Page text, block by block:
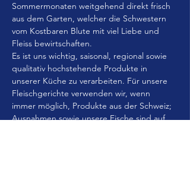
Sommermonaten weitgehend direkt frisch
aus dem Garten, welcher die Schwestern
vom Kostbaren Blute mit viel Liebe und
Fleiss bewirtschaften.
Es ist uns wichtig, saisonal, regional sowie
qualitativ hochstehende Produkte in
unserer Küche zu verarbeiten. Für unsere
Fleischgerichte verwenden wir, wenn
immer möglich, Produkte aus der Schweiz;
Ausnahmen sowie unsere Fische sind auf